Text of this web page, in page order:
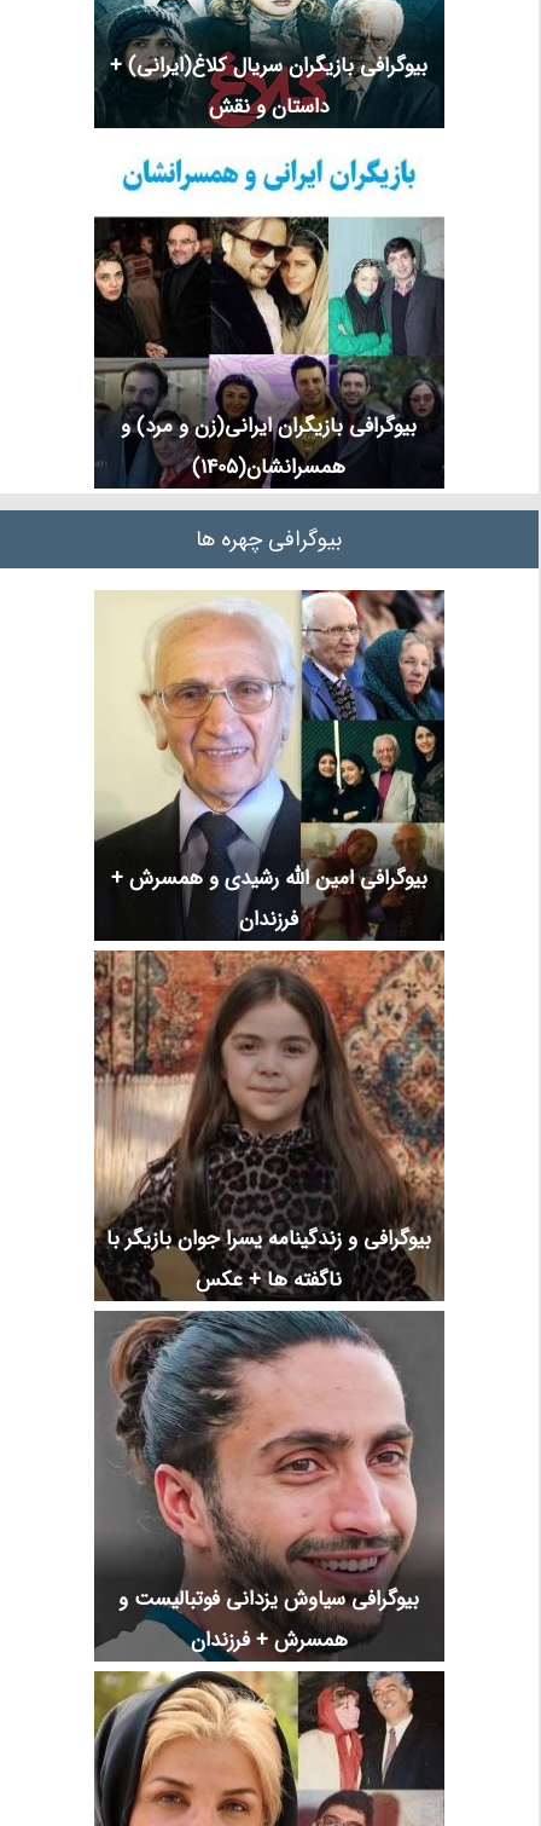
بیوگرافی بازیگران سریال کلاغ(ایرانی) +
داستان و نقش
بیوگرافی بازیگران ایرانی(زن و مرد) و
همسرانشان(1405)
بیوگرافی چهره ها
بیوگرافی امین الله رشیدی و همسرش +
فرزندان
بیوگرافی و زندگینامه یسرا جوان بازیگر با
ناگفته ها + عکس
بیوگرافی سیاوش یزدانی فوتبالیست و
همسرش + فرزندان